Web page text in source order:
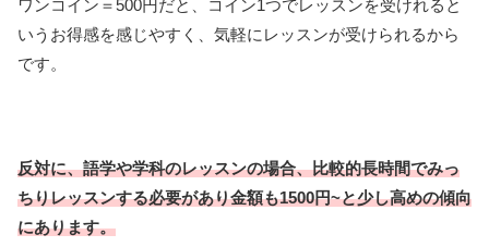
ワンコイン＝500円だと、コイン1つでレッスンを受けれると
いうお得感を感じやすく、気軽にレッスンが受けられるから
です。
反対に、語学や学科のレッスンの場合、比較的長時間でみっ
ちりレッスンする必要があり金額も1500円~と少し高めの傾向
にあります。